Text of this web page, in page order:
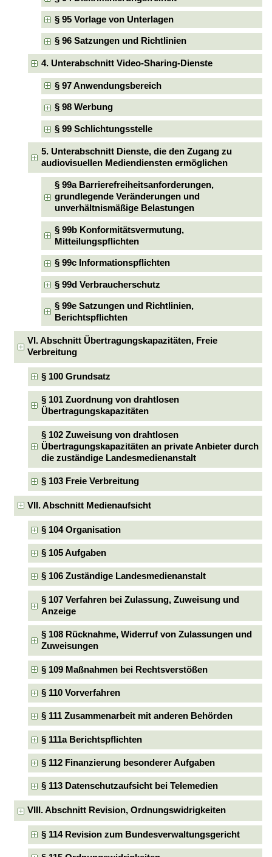
§ 95 Vorlage von Unterlagen
§ 96 Satzungen und Richtlinien
4. Unterabschnitt Video-Sharing-Dienste
§ 97 Anwendungsbereich
§ 98 Werbung
§ 99 Schlichtungsstelle
5. Unterabschnitt Dienste, die den Zugang zu
audiovisuellen Mediendiensten ermöglichen
§ 99a Barrierefreiheitsanforderungen,
grundlegende Veränderungen und
unverhältnismäßige Belastungen
§ 99b Konformitätsvermutung,
Mitteilungspflichten
§ 99c Informationspflichten
§ 99d Verbraucherschutz
§ 99e Satzungen und Richtlinien,
Berichtspflichten
VI. Abschnitt Übertragungskapazitäten, Freie
Verbreitung
§ 100 Grundsatz
§ 101 Zuordnung von drahtlosen
Übertragungskapazitäten
§ 102 Zuweisung von drahtlosen
Übertragungskapazitäten an private Anbieter durch
die zuständige Landesmedienanstalt
§ 103 Freie Verbreitung
VII. Abschnitt Medienaufsicht
§ 104 Organisation
§ 105 Aufgaben
§ 106 Zuständige Landesmedienanstalt
§ 107 Verfahren bei Zulassung, Zuweisung und
Anzeige
§ 108 Rücknahme, Widerruf von Zulassungen und
Zuweisungen
§ 109 Maßnahmen bei Rechtsverstößen
§ 110 Vorverfahren
§ 111 Zusammenarbeit mit anderen Behörden
§ 111a Berichtspflichten
§ 112 Finanzierung besonderer Aufgaben
§ 113 Datenschutzaufsicht bei Telemedien
VIII. Abschnitt Revision, Ordnungswidrigkeiten
§ 114 Revision zum Bundesverwaltungsgericht